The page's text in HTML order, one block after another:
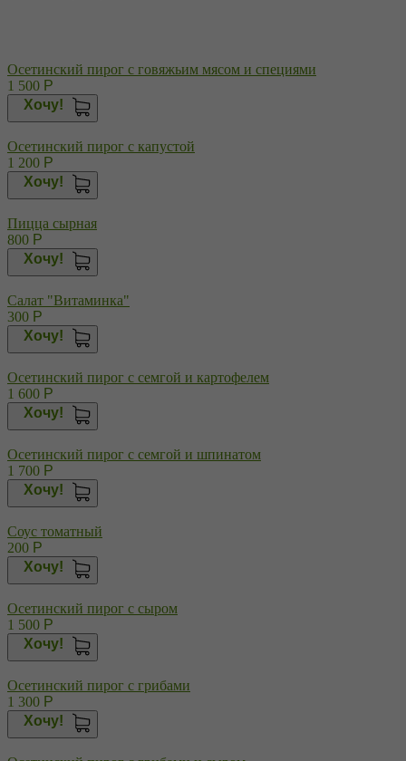
Осетинский пирог с говяжьим мясом и специями
1 500 Р
Хочу!
Осетинский пирог с капустой
1 200 Р
Хочу!
Пицца сырная
800 Р
Хочу!
Салат "Витаминка"
300 Р
Хочу!
Осетинский пирог с семгой и картофелем
1 600 Р
Хочу!
Осетинский пирог с семгой и шпинатом
1 700 Р
Хочу!
Соус томатный
200 Р
Хочу!
Осетинский пирог с сыром
1 500 Р
Хочу!
Осетинский пирог с грибами
1 300 Р
Хочу!